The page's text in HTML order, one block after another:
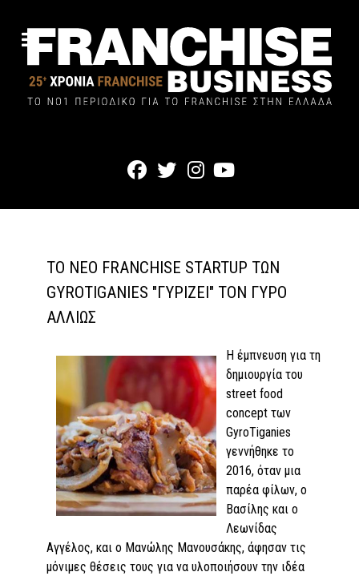
TO ΝΈΟ FRANCHISE STARTUP ΤΩΝ
GYROTIGANIES "ΓΥΡΊΖΕΙ" ΤΟΝ ΓΎΡΟ
ΑΛΛΙΏΣ
Η έμπνευση για τη
δημιουργία του
street food
concept των
GyroTiganies
γεννήθηκε το
2016, όταν μια
παρέα φίλων, ο
Βασίλης και ο
Λεωνίδας
Αγγέλος, και ο Μανώλης Μανουσάκης, άφησαν τις
μόνιμες θέσεις τους για να υλοποιήσουν την ιδέα